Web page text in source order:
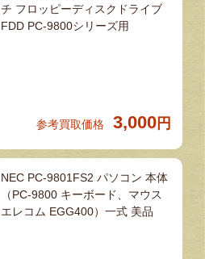
チ フロッピーディスクドライブ
FDD PC-9800シリーズ用
参考買取価格 3,000 円
NEC PC-9801FS2 パソコン 本体
（PC-9800 キーボード、マウス
エレコム EGG400）一式 美品